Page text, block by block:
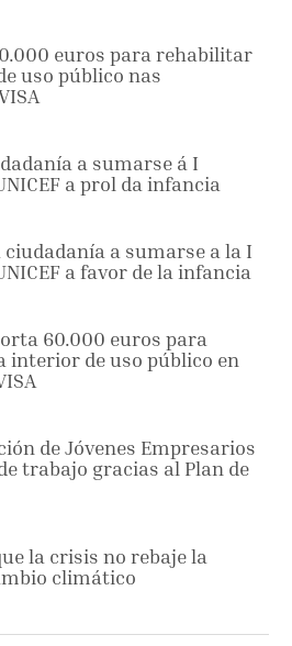
euros para rehabilitar
uso público nas
a sumarse á I
a prol da infancia
a sumarse a la I
a favor de la infancia
60.000 euros para
interior de uso público en
de Jóvenes Empresarios
trabajo gracias al Plan de
la crisis no rebaje la
climático